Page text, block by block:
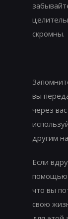
скромны.
вы
через
другим
Если
помощью
что вы
свою